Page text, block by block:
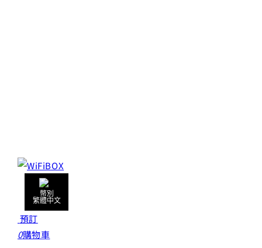
繁體中文
預訂
0購物車